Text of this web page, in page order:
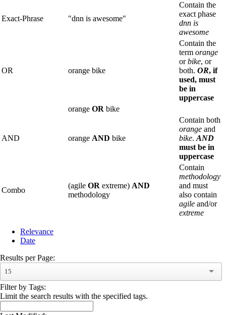
Exact-Phrase "dnn is awesome"
Contain the
exact phase
dnn is
awesome
OR orange bike
Contain the
term orange
orbike, or
both. OR, if
used, must
be in
uppercase
orange OR bike
AND orange AND bike
Contain both
orange and
bike. AND
must be in
uppercase
Combo
(agile OR extreme) AND
methodology
Contain
methodology
and must
also contain
agile and/or
extreme
Relevance
Date
Results per Page:
15
Filter by Tags:
Limit the search results with the specified tags.